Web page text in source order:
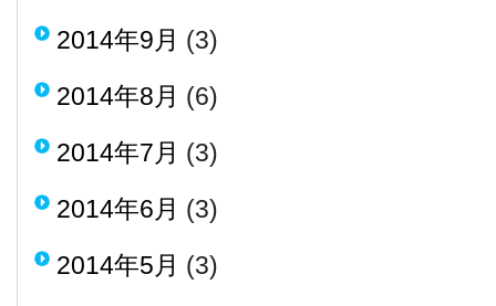
2014年9月 (3)
2014年8月 (6)
2014年7月 (3)
2014年6月 (3)
2014年5月 (3)